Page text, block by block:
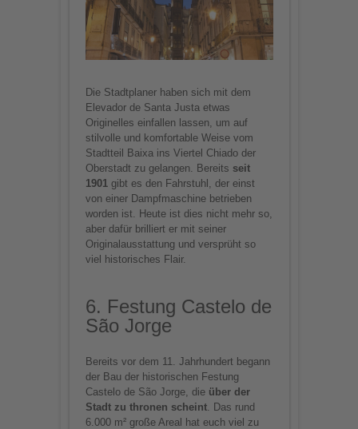
Die Stadtplaner haben sich mit dem
Elevador de Santa Justa etwas
Originelles einfallen lassen, um auf
stilvolle und komfortable Weise vom
Stadtteil Baixa ins Viertel Chiado der
Oberstadt zu gelangen. Bereits seit
1901 gibt es den Fahrstuhl, der einst
von einer Dampfmaschine betrieben
worden ist. Heute ist dies nicht mehr so,
aber dafür brilliert er mit seiner
Originalausstattung und versprüht so
viel historisches Flair.
6. Festung Castelo de
São Jorge
Bereits vor dem 11. Jahrhundert begann
der Bau der historischen Festung
Castelo de São Jorge, dieüber der
Stadt zu thronen scheint. Das rund
6.000 m² große Areal hat euch viel zu